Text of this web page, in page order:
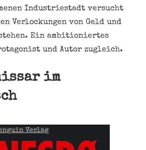
Industriestadt versucht
Verlockungen von Geld und
Ein ambitioniertes
und Autor zugleich.
im
Verlag